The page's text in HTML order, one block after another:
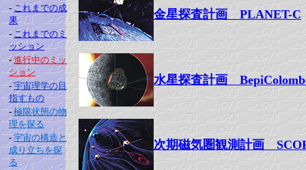
- これまでの成
果
- これまでのミ
ッション
- 進行中のミッ
ション
- 宇宙理学の目
指すもの
- 極限状態の物
理を探る
- 宇宙の構造と
成り立ちを探
る
金星探査計画 PLANET-C
水星探査計画
次期磁気圏観測計画